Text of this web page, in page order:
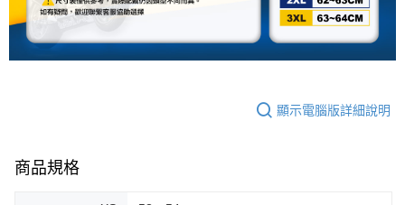
顯示電腦版詳細說明
商品規格